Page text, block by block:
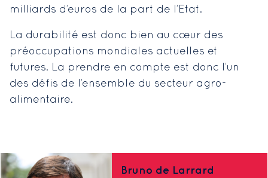
milliards d’euros de la part de l’Etat.
La durabilité est donc bien au cœur des
préoccupations mondiales actuelles et
futures. La prendre en compte est donc l’un
des défis de l’ensemble du secteur agro-
alimentaire.
Bruno de Larrard